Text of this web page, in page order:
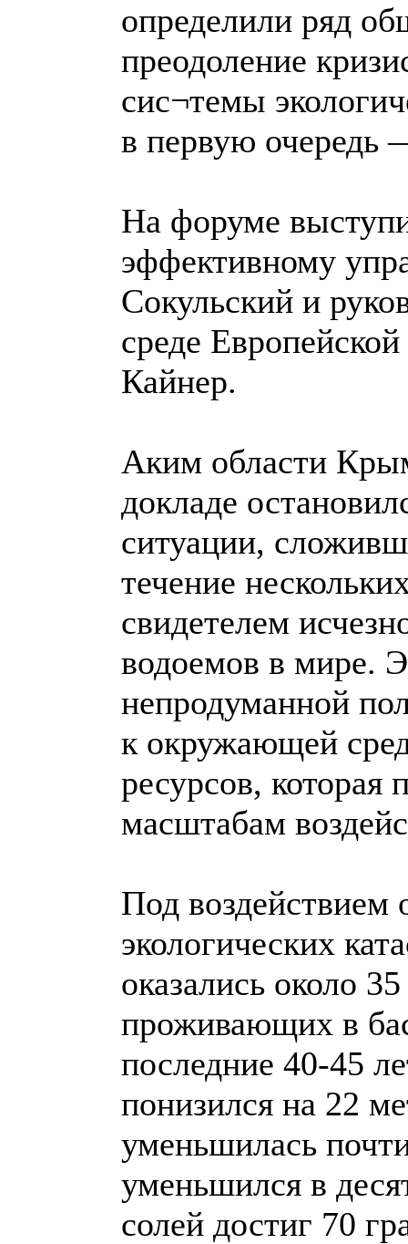
определили ряд
преодоление
сис¬темы
в первую очередь
На форуме
эффективному
Сокульский и
среде
Кайнер.
Аким области
докладе
ситуации,
течение
свидетелем
водоемов в мире.
непродуманной
к окружающей
ресурсов, которая
масштабам
Под воздействием
экологических
оказались около
проживающих в
последние 40-45
понизился на 22
уменьшилась
уменьшился в
солей достиг 70